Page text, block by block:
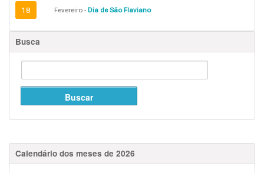
18 Fevereiro - Dia de São Flaviano
Busca
Calendário dos meses de 2026